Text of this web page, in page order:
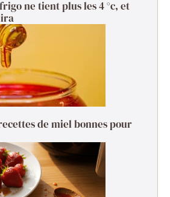
ne tient plus les 4 °c, et
de miel bonnes pour